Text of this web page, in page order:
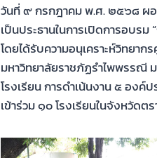
วันที่ ๙ กรกฎาคม พ.ศ. ๒๕๖๘ ผอ.
เป็นประธานในการเปิดการอบร
โดยได้รับความอนุเคราะห์วิทยา
มหาวิทยาลัยราชภัฏรำไพพรรณี
โรงเรียน การดำเน้นงาน ๕ องค์
เข้าร่วม ๑๐ โรงเรียนในจังหวัดต